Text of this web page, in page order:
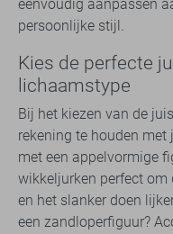
eenvoudig aanpassen
persoonlijke stijl.
Kies de perfecte
lichaamstype
Bij het kiezen van de
rekening te houden
met een appelvormige
wikkeljurken perfect om
en het slanker doen
een zandloperfiguur?